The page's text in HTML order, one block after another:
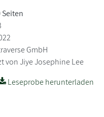
Seiten
GmbH
von Jiye Josephine Lee
Leseprobe herunterladen